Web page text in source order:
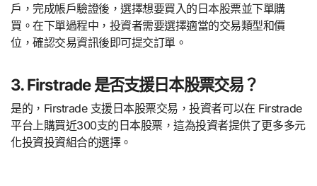
戶，完成帳戶驗證後，選擇想要買入的日本股票並下單購
買。在下單過程中，投資者需要選擇適當的交易類型和價
位，確認交易資訊後即可提交訂單。
3. Firstrade 是否支援日本股票交易？
是的，Firstrade 支援日本股票交易，投資者可以在 Firstrade
平台上購買近300支的日本股票，這為投資者提供了更多多元
化投資投資組合的選擇。